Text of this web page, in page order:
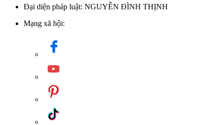
Đại diện pháp luật: NGUYỄN ĐÌNH THỊNH
Mạng xã hội: